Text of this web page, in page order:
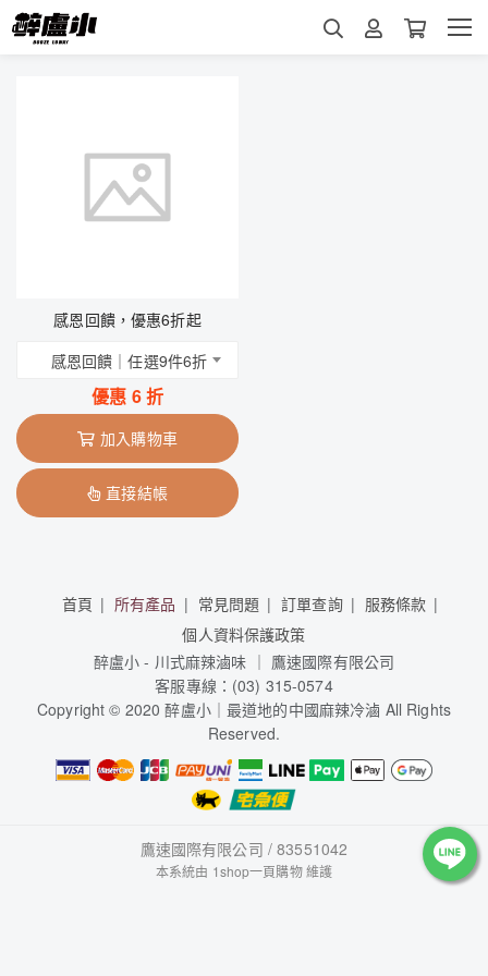
感恩回饋，優惠6折起
感恩回饋｜任選9件6折
優惠 6折
加入購物車
直接結帳
首頁 所有產品 常見問題 訂單查詢
服務條款
個人資料保護政策
醉盧小 - 川式麻辣滷味 ｜ 鷹速國際有限公司
客服專線：(03) 315-0574
Copyright © 2020 醉盧小｜最道地的中國麻辣冷滷 All Rights
Reserved.
鷹速國際有限公司 / 83551042
本系統由 1shop一頁購物維護